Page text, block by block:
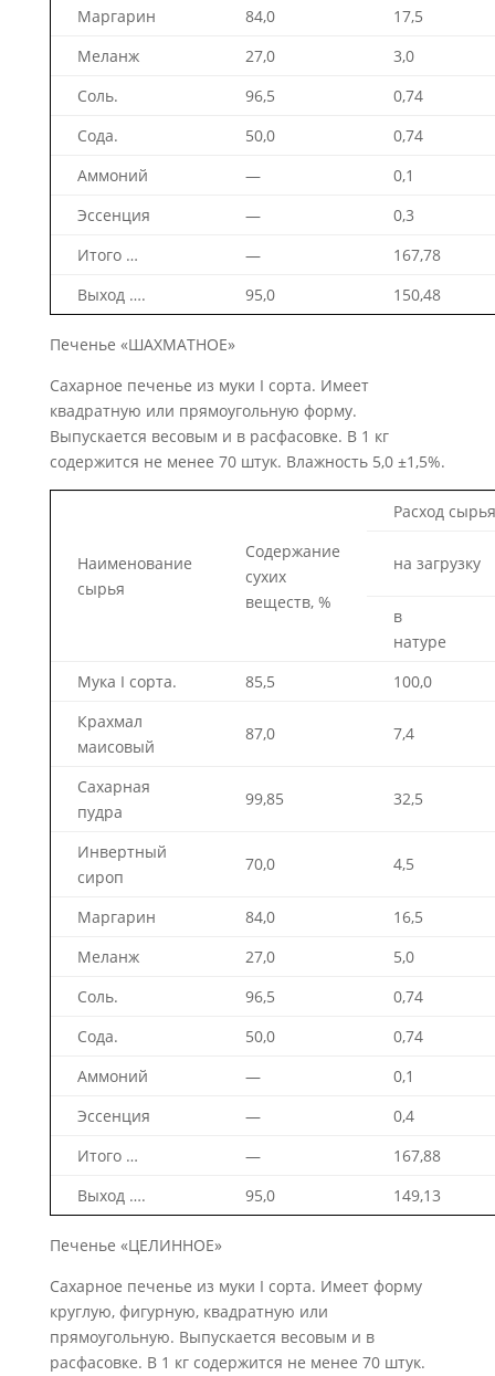
Маргарин 84,0
17,5
Меланж
27,0
3,0
Соль.
96,5
0,74
Сода.
50,0
0,74
Аммоний
—
0,1
Эссенция
—
0,3
Итого …
—
167,78
Выход ….
95,0 150,48
Печенье «ШАХМАТНОЕ»
Сахарное печенье из муки I сорта. Имеет
квадратную или пря­моугольную форму.
Выпускается весовым и в расфасовке. В 1 кг
содержится не менее 70 штук. Влажность 5,0 ±1,5%.
Наименование
сырья
Содержание
сухих
веществ, %
Расход
на загрузку
в
натуре
Мука I сорта.
85,5
100,0
Крахмал
маисовый
87,0 7,4
Сахарная
пудра
99,85 32,5
Инвертный
сироп
70,0 4,5
Маргарин 84,0
16,5
Меланж
27,0
5,0
Соль.
96,5
0,74
Сода.
50,0
0,74
Аммоний
—
0,1
Эссенция
—
0,4
Итого …
—
167,88
Выход ….
95,0 149,13
Печенье «ЦЕЛИННОЕ»
Сахарное печенье из муки I сорта. Имеет форму
круглую, фи­гурную, квадратную или
прямоугольную. Выпускается весовым и в
расфасовке. В 1 кг содержится не менее 70 штук.